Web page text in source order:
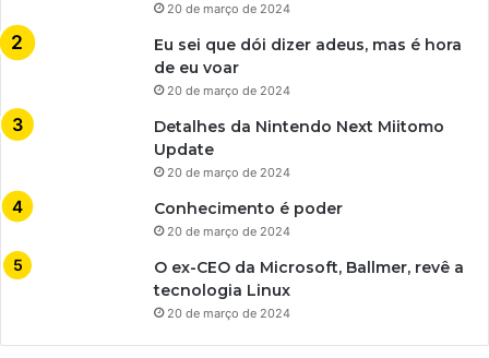
20 de março de 2024
Eu sei que dói dizer adeus, mas é hora
de eu voar
20 de março de 2024
Detalhes da Nintendo Next Miitomo
Update
20 de março de 2024
Conhecimento é poder
20 de março de 2024
O ex-CEO da Microsoft, Ballmer, revê a
tecnologia Linux
20 de março de 2024